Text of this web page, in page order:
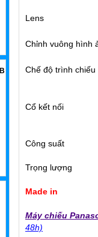
Lens
Chỉnh vuông hình
Chế độ trình chiếu
Cổ kết nối
Công suất
Trọng lượng
Made in
Máy chiếu
48h)